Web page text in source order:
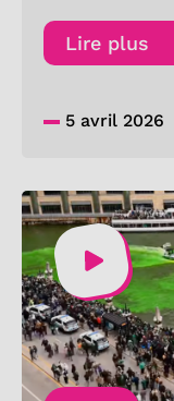
Lire plus
5 avril 2026